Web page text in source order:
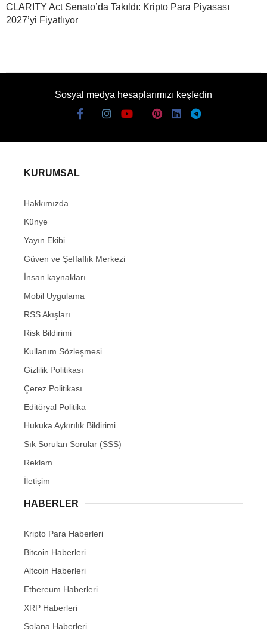
CLARITY Act Senato’da Takıldı: Kripto Para Piyasası
2027’yi Fiyatlıyor
Sosyal medya hesaplarımızı keşfedin
KURUMSAL
Hakkımızda
Künye
Yayın Ekibi
Güven ve Şeffaflık Merkezi
İnsan kaynakları
Mobil Uygulama
RSS Akışları
Risk Bildirimi
Kullanım Sözleşmesi
Gizlilik Politikası
Çerez Politikası
Editöryal Politika
Hukuka Aykırılık Bildirimi
Sık Sorulan Sorular (SSS)
Reklam
İletişim
HABERLER
Kripto Para Haberleri
Bitcoin Haberleri
Altcoin Haberleri
Ethereum Haberleri
XRP Haberleri
Solana Haberleri